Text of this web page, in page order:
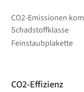
CO2-Emissionen
Schadstoffklasse
Feinstaubplakette
CO2-Effizienz